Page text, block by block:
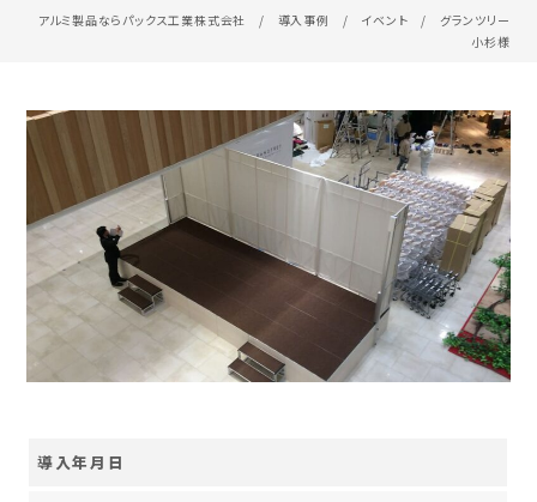
アルミ製品ならパックス工業株式会社 / 導入事例 / イベント / グランツリー
小杉様
導入年月日